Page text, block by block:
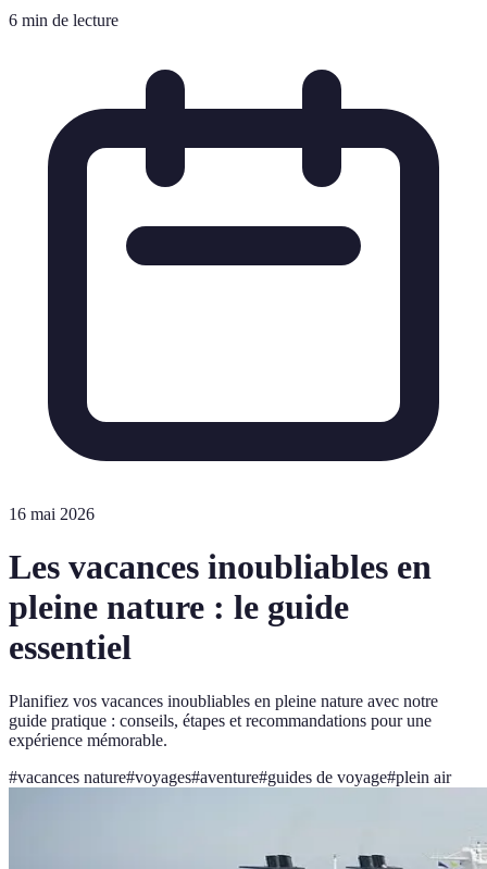
6 min de lecture
16 mai 2026
Les vacances inoubliables en
pleine nature : le guide
essentiel
Planifiez vos vacances inoubliables en pleine nature avec notre
guide pratique : conseils, étapes et recommandations pour une
expérience mémorable.
#vacances nature#voyages#aventure#guides de voyage#plein air